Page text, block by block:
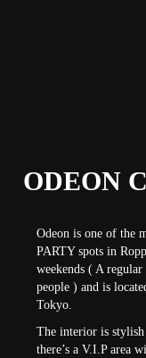
ODEON
Odeon is one of the
PARTY spots in
weekends ( A
people ) and is
Tokyo.
The interior is
there’s a V.I.P area